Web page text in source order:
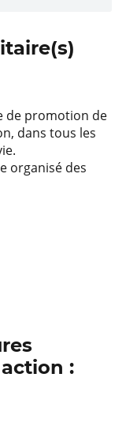
de promotion de
dans tous les
organisé des
: